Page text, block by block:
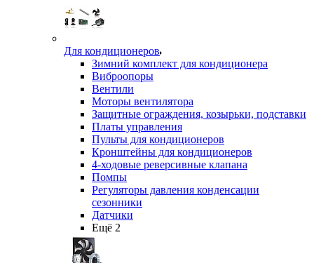
Для кондиционеров
Зимний комплект для кондиционера
Виброопоры
Вентили
Моторы вентилятора
Защитные ограждения, козырьки, подставки
Платы управления
Пульты для кондиционеров
Кронштейны для кондиционеров
4-ходовые реверсивные клапана
Помпы
Регуляторы давления конденсации
сезонники
Датчики
Ещё 2